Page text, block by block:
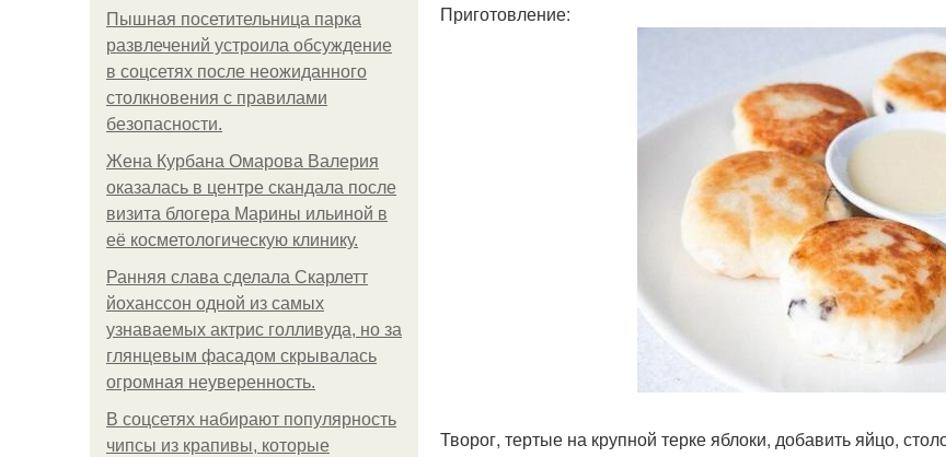
Пышная посетительница парка
развлечений устроила обсуждение
в соцсетях после неожиданного
столкновения с правилами
безопасности.
Жена Курбана Омарова Валерия
оказалась в центре скандала после
визита блогера Марины ильиной в
её косметологическую клинику.
Ранняя слава сделала Скарлетт
йоханссон одной из самых
узнаваемых актрис голливуда, но за
глянцевым фасадом скрывалась
огромная неуверенность.
В соцсетях набирают популярность
чипсы из крапивы, которые
Приготовление:
Творог, тертые на крупной терке яблоки, добавить яйцо,